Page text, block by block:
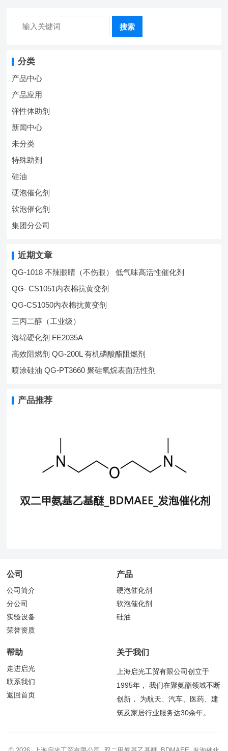
搜索
分类
产品中心
产品应用
弹性体助剂
新闻中心
未分类
特殊助剂
硅油
硬泡催化剂
软泡催化剂
集团分公司
近期文章
QG-1018 不辣眼睛（不伤眼） 低气味高活性催化剂
QG- CS1051内衣棉抗黄变剂
QG-CS1050内衣棉抗黄变剂
三丙二醇（工业级）
海绵硬化剂 FE2035A
高效阻燃剂 QG-200L 有机磷酸酯阻燃剂
喷涂硅油 QG-PT3660 聚硅氧烷表面活性剂
产品推荐
公司
公司简介
分公司
实验设备
荣誉资质
产品
硬泡催化剂
软泡催化剂
硅油
帮助
走进启光
联系我们
返回首页
关于我们
上海启光工贸有限公司创立于
1995年， 我们在聚氨酯领域不断
创新， 为航天、汽车、医药、建
筑及家居行业服务达30余年。